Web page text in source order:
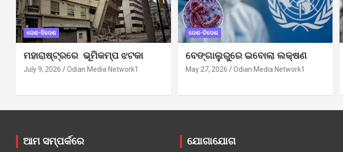
ଦେଶ-ବିଦେଶ
ମହାରାଷ୍ଟ୍ରରେ ଭୂମିକମ୍ପ ଝଟକା
July 9, 2026 Odian Media Network1
ଦେଶ-ବିଦେଶ
ବେଙ୍ଗାଲୁରୁରେ ଇବୋଲା ଲକ୍ଷଣ
May 27, 2026 Odian Media Network1
ଆମ ସମ୍ପର୍କରେ ଯୋଗାଯୋଗ